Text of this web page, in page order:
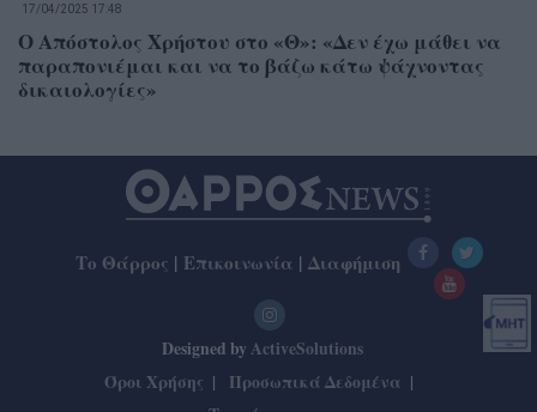
17/04/2025 17:48
Ο Απόστολος Χρήστου στο «Θ»: «Δεν έχω μάθει να
παραπονιέμαι και να το βάζω κάτω ψάχνοντας
δικαιολογίες»
Το Θάρρος | Επικοινωνία | Διαφήμιση
Designed by ActiveSolutions
Όροι Χρήσης
Προσωπικά Δεδομένα